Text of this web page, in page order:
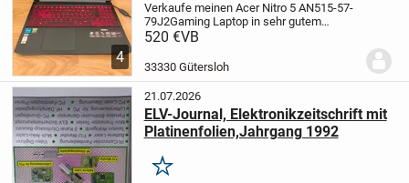
4
Verkaufe meinen Acer Nitro 5 AN515-57-
79J2Gaming Laptop in sehr gutem
gebrauchten
pfleglich behandelt. Normale
520 €VB
33330 Gütersloh
21.07.2026
ELV-Journal, Elektronikzeitschrift mit
Platinenfolien,Jahrgang 1992
Merken